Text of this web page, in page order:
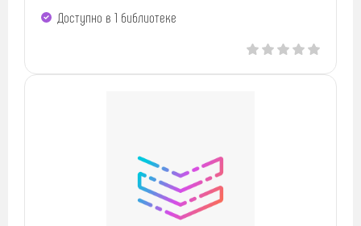
Доступно в 1 библиотекe